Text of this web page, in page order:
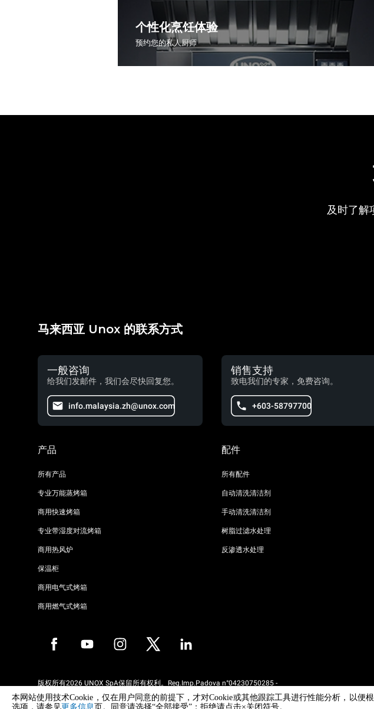
个性化烹饪体验
预约您的私人厨师
及时了解
马来西亚 Unox 的联系方式
一般咨询
给我们发邮件，我们会尽快回复您。
info.malaysia.zh@unox.com
销售支持
致电我们的专家，免费咨询。
+603-58797700
产品
所有产品
专业万能蒸烤箱
商用快速烤箱
专业带湿度对流烤箱
商用热风炉
保温柜
商用电气式烤箱
商用燃气式烤箱
配件
所有配件
自动清洗清洁剂
手动清洗清洁剂
树脂过滤水处理
反渗透水处理
版权所有2026 UNOX SpA保留所有权利。Reg.Imp.Padova n°04230750285 -
WEEE Reg. No. IT08020000000377
本网站使用技术Cookie，仅在用户同意的前提下，才对Cookie或其他跟踪工具进行性能分析，以
选项，请参见更多信息页。同意请选择“全部接受”；拒绝请点击×关闭符号。